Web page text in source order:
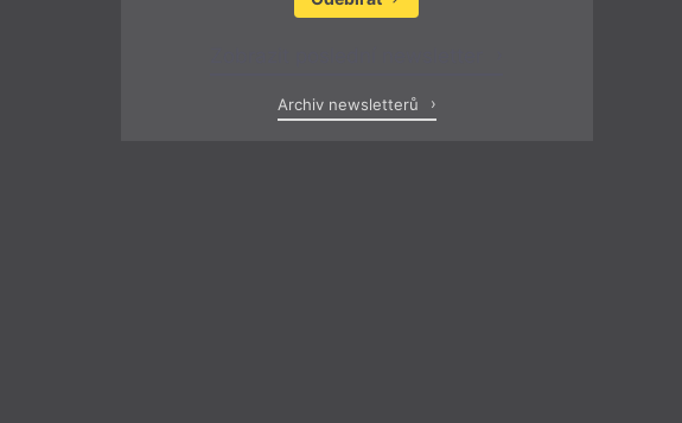
Archiv newsletterů